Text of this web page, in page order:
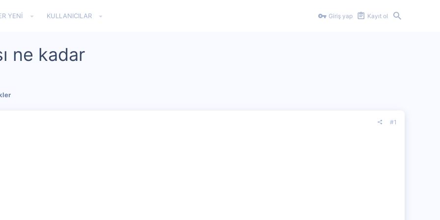
YENI KULLANICILAR Giriş yap Kayıt ol
ne kadar
#1